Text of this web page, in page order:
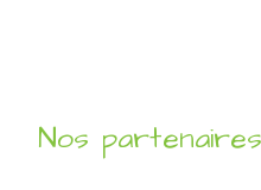
Nos partenaires